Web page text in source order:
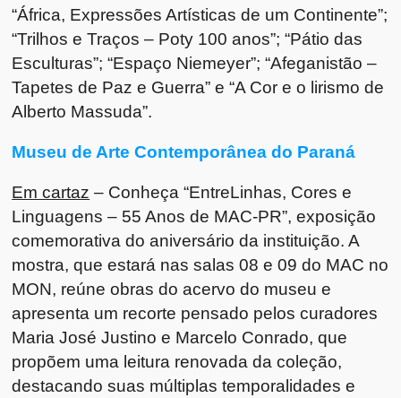
“África, Expressões Artísticas de um Continente”;
“Trilhos e Traços – Poty 100 anos”; “Pátio das
Esculturas”; “Espaço Niemeyer”; “Afeganistão –
Tapetes de Paz e Guerra” e “A Cor e o lirismo de
Alberto Massuda”.
Museu de Arte Contemporânea do Paraná
Em cartaz – Conheça “EntreLinhas, Cores e
Linguagens – 55 Anos de MAC-PR”, exposição
comemorativa do aniversário da instituição. A
mostra, que estará nas salas 08 e 09 do MAC no
MON, reúne obras do acervo do museu e
apresenta um recorte pensado pelos curadores
Maria José Justino e Marcelo Conrado, que
propõem uma leitura renovada da coleção,
destacando suas múltiplas temporalidades e